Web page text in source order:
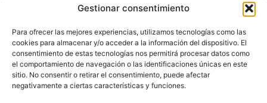
Gestionar consentimiento
Para ofrecer las mejores experiencias, utilizamos tecnologías como las
cookies para almacenar y/o acceder a la información del dispositivo. El
consentimiento de estas tecnologías nos permitirá procesar datos como
el comportamiento de navegación o las identificaciones únicas en este
sitio. No consentir o retirar el consentimiento, puede afectar
negativamente a ciertas características y funciones.
2025
Estatuts
Transparència
Imatge
Tecnificació
CATH
Promoció
Adreces de
contacte